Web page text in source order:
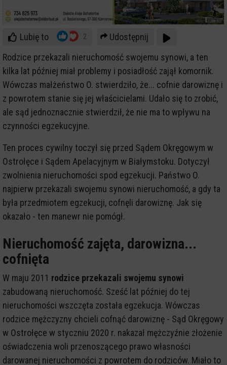
Lubię to 2
Udostępnij
Rodzice przekazali nieruchomość swojemu synowi, a ten
kilka lat później miał problemy i posiadłość zajął komornik.
Wówczas małżeństwo O. stwierdziło, że... cofnie darowiznę i
z powrotem stanie się jej właścicielami. Udało się to zrobić,
ale sąd jednoznacznie stwierdził, że nie ma to wpływu na
czynności egzekucyjne.
Ten proces cywilny toczył się przed Sądem Okręgowym w
Ostrołęce i Sądem Apelacyjnym w Białymstoku. Dotyczył
zwolnienia nieruchomości spod egzekucji. Państwo O.
najpierw przekazali swojemu synowi nieruchomość, a gdy ta
była przedmiotem egzekucji, cofnęli darowiznę. Jak się
okazało - ten manewr nie pomógł.
Nieruchomość zajęta, darowizna...
cofnięta
W maju 2011 rodzice przekazali swojemu synowi
zabudowaną nieruchomość. Sześć lat później do tej
nieruchomości wszczęta została egzekucja. Wówczas
rodzice mężczyzny chcieli cofnąć darowiznę - Sąd Okręgowy
w Ostrołęce w styczniu 2020 r. nakazał mężczyźnie złożenie
oświadczenia woli przenoszącego prawo własności
darowanej nieruchomości z powrotem do rodziców. Miało to